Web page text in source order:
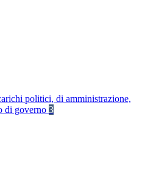
politici, di amministrazione,
di governo 3